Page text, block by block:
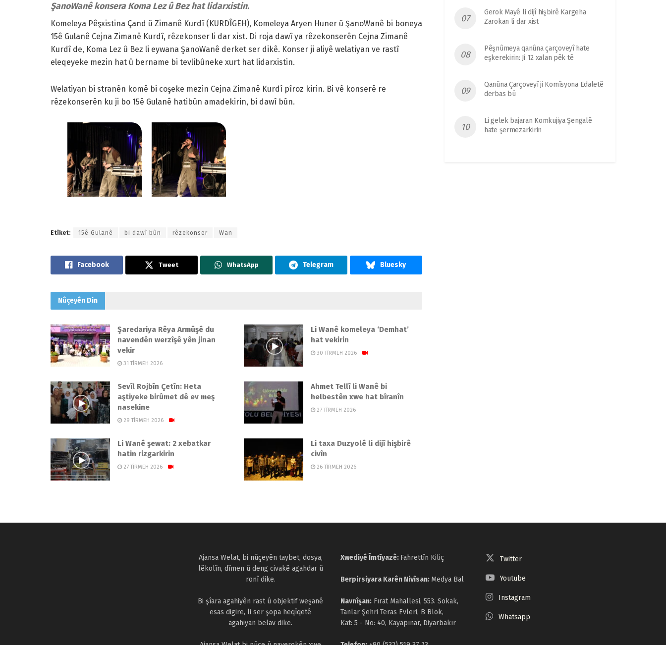
ŞanoWanê konsera Koma Lez û Bez hat lidarxistin.
Komeleya Pêşxistina Çand û Zimanê Kurdî (KURDÎGEH), Komeleya Aryen Huner û ŞanoWanê bi boneya
15ê Gulanê Cejna Zimanê Kurdî, rêzekonser li dar xist. Di roja dawî ya rêzekonserên Cejna Zimanê
Kurdî de, Koma Lez û Bez li eywana ŞanoWanê derket ser dikê. Konser ji aliyê welatiyan ve rastî
eleqeyeke mezin hat û bername bi tevlibûneke xurt hat lidarxistin.
Welatiyan bi stranên komê bi coşeke mezin Cejna Zimanê Kurdî pîroz kirin. Bi vê konserê re
rêzekonserên ku ji bo 15ê Gulanê hatibûn amadekirin, bi dawî bûn.
Etîket: 15ê Gulanê bi dawî bûn rêzekonser Wan
Tweet WhatsApp
Nûçeyên Din
Şaredariya Rêya Armûşê du
navendên werzîşê yên jinan
vekir
31 TÎRMEH 2026
Li Wanê komeleya ‘Demhat’
hat vekirin
30 TÎRMEH 2026
Sevîl Rojbîn Çetîn: Heta
aştiyeke birûmet dê ev meş
nasekine
29 TÎRMEH 2026
Ahmet Tellî li Wanê bi
helbestên xwe hat bîranîn
27 TÎRMEH 2026
Li Wanê şewat: 2 xebatkar
hatin rizgarkirin
27 TÎRMEH 2026
Li taxa Duzyolê li dijî hişbirê
civîn
26 TÎRMEH 2026
Gerok Mayê li dijî hişbirê Kargeha
Zarokan li dar xist
Pêşnûmeya qanûna çarçoveyî hate
eşkerekirin: Ji 12 xalan pêk tê
Qanûna Çarçoveyî ji Komîsyona Edaletê
derbas bû
Li gelek bajaran Komkujiya Şengalê
hate şermezarkirin
Ajansa Welat, bi nûçeyên taybet, dosya,
lêkolîn, dîmen û deng civakê agahdar û
ronî dike.
Bi şîara agahiyên rast û objektif weşanê
esas digire, li ser şopa heqîqetê
agahiyan belav dike.
Xwediyê Îmtîyazê: Fahrettîn Kiliç
Berpirsiyara Karên Nivîsan: Medya Bal
Navnîşan: Fırat Mahallesi, 553. Sokak,
Tanlar Şehri Teras Evleri, B Blok,
Kat: 5 - No: 40, Kayapınar, Diyarbakır
Twitter
Youtube
Instagram
Whatsapp